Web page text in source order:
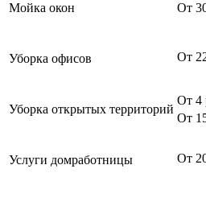
Мойка окон От
Уборка офисов От
Уборка открытых территорий
От 4
От
Услуги домработницы От